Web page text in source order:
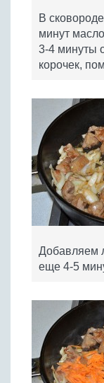
В
минут
3-4 минуты
корочек,
Добавляем
еще 4-5